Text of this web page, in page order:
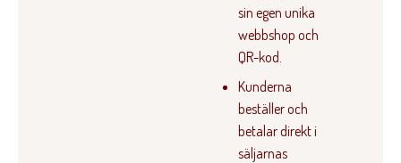
sin egen unika
webbshop och
QR-kod.
Kunderna
beställer och
betalar direkt i
säljarnas